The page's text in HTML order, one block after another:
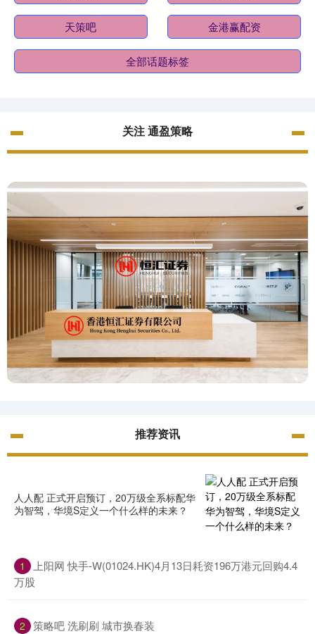
天策吧 金港赢配资
全部话题标签
关注 通盈策略
推荐资讯
人人配 正式开启预订，20万级全系标配华
为智驾，华境S定义一个什么样的未来？
1
上阳网 快手-W(01024.HK)4月13日耗资196万港元回购4.4
万股
2 策略吧 洗刷刷 城市换春装